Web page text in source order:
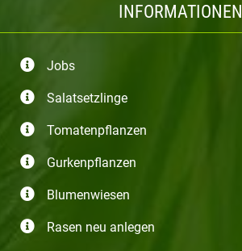
INFORMATIONEN
Jobs
Salatsetzlinge
Tomatenpflanzen
Gurkenpflanzen
Blumenwiesen
Rasen neu anlegen